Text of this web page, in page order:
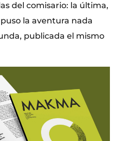
del comisario: la última,
la aventura nada
publicada el mismo